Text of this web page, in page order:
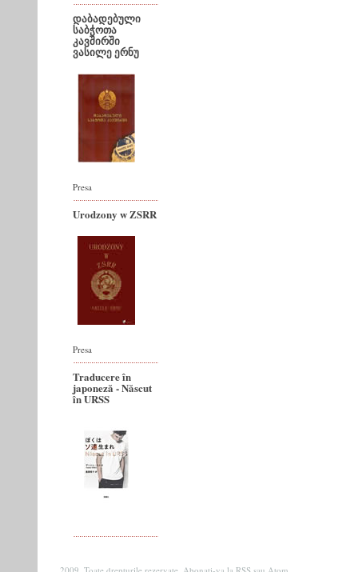
დაბადებული
საბჭოთა
კავშირში
ვასილე ერნუ
Presa
Urodzony w ZSRR
Presa
Traducere în
japoneză - Născut
în URSS